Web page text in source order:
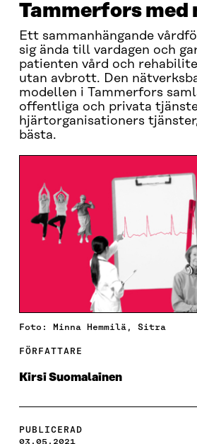
Tammerfors med
Ett sammanhängande
sig ända till vardagen och
patienten vård och
utan avbrott. Den
modellen i Tammerfors
offentliga och privata
hjärtorganisationers
bästa.
Foto: Minna Hemmilä, Sitra
FÖRFATTARE
Kirsi Suomalainen
PUBLICERAD
03.05.2021